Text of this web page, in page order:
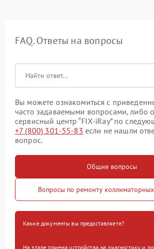
FAQ. Ответы на вопросы
Вы можете ознакомиться с
часто задаваемыми вопросами, либо
сервисный центр “FIX-iRay” по
+7 (800) 301-55-83 если не нашли
вопрос.
Общие вопросы
Вопросы по ремонту
Какие документы вы предоставляете?
На этапе приема устройства на диагностику и